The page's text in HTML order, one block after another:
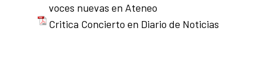
voces nuevas en Ateneo
Critica Concierto en Diario de Noticias